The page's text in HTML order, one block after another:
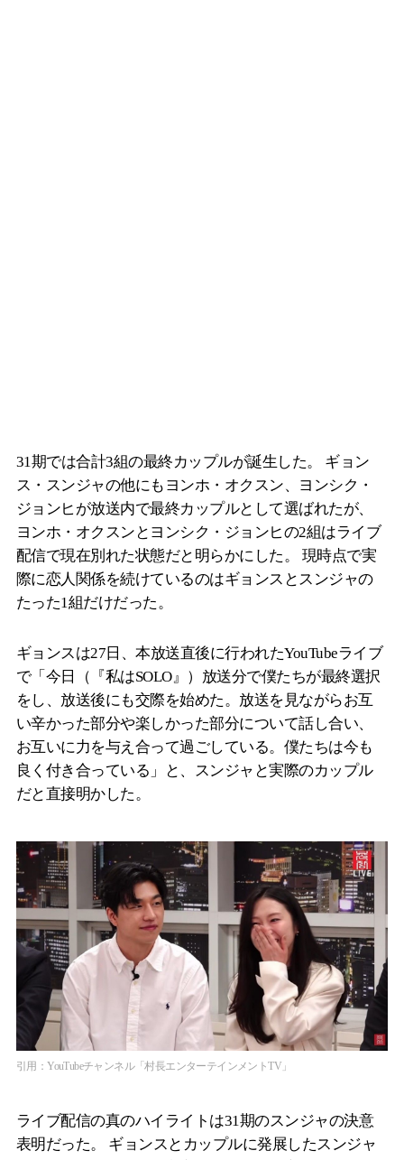
31期では合計3組の最終カップルが誕生した。 ギョン
ス・スンジャの他にもヨンホ・オクスン、ヨンシク・
ジョンヒが放送内で最終カップルとして選ばれたが、
ヨンホ・オクスンとヨンシク・ジョンヒの2組はライブ
配信で現在別れた状態だと明らかにした。 現時点で実
際に恋人関係を続けているのはギョンスとスンジャの
たった1組だけだった。
ギョンスは27日、本放送直後に行われたYouTubeライブ
で「今日（『私はSOLO』）放送分で僕たちが最終選択
をし、放送後にも交際を始めた。放送を見ながらお互
い辛かった部分や楽しかった部分について話し合い、
お互いに力を与え合って過ごしている。僕たちは今も
良く付き合っている」と、スンジャと実際のカップル
だと直接明かした。
引用：YouTubeチャンネル「村長エンターテインメントTV」
ライブ配信の真のハイライトは31期のスンジャの決意
表明だった。 ギョンスとカップルに発展したスンジャ